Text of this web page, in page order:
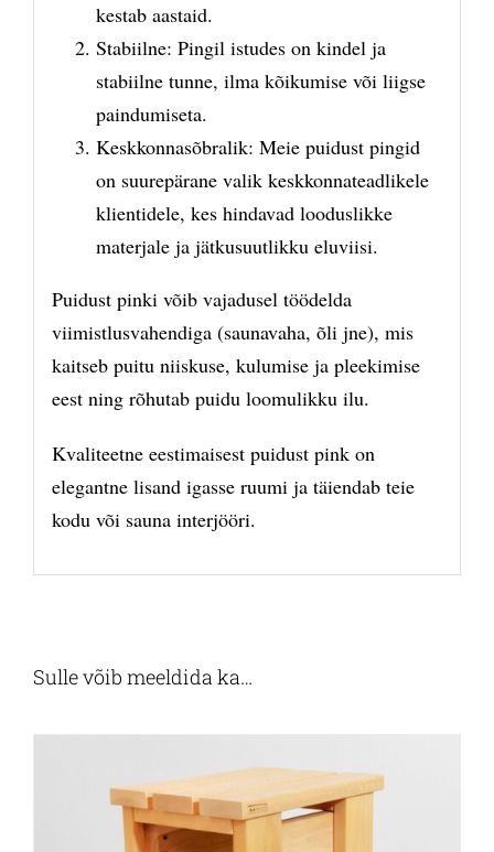
kestab aastaid.
Stabiilne: Pingil istudes on kindel ja
stabiilne tunne, ilma kõikumise või liigse
paindumiseta.
Keskkonnasõbralik: Meie puidust pingid
on suurepärane valik keskkonnateadlikele
klientidele, kes hindavad looduslikke
materjale ja jätkusuutlikku eluviisi.
Puidust pinki võib vajadusel töödelda
viimistlusvahendiga (saunavaha, õli jne), mis
kaitseb puitu niiskuse, kulumise ja pleekimise
eest ning rõhutab puidu loomulikku ilu.
Kvaliteetne eestimaisest puidust pink on
elegantne lisand igasse ruumi ja täiendab teie
kodu või sauna interjööri.
Sulle võib meeldida ka…